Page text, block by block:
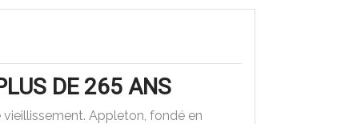
DE 265 ANS
vieillissement. Appleton, fondé en